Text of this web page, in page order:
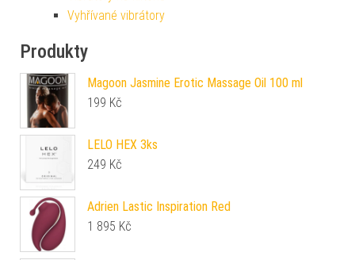
Vyhřívané vibrátory
Produkty
Magoon Jasmine Erotic Massage Oil 100 ml
199 Kč
LELO HEX 3ks
249 Kč
Adrien Lastic Inspiration Red
1 895 Kč